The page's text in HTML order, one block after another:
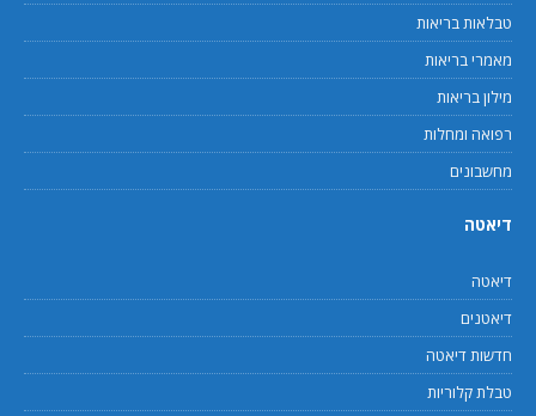
טבלאות בריאות
מאמרי בריאות
מילון בריאות
רפואה ומחלות
מחשבונים
דיאטה
דיאטה
דיאטנים
חדשות דיאטה
טבלת קלוריות